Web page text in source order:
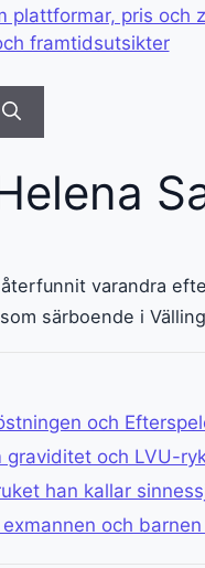
plattformar, pris och
framtidsutsikter
varandra
särboende i
och
graviditet och LVU-
han kallar
och